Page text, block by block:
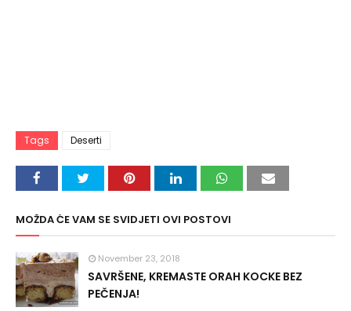
Tags Deserti
MOŽDA ĆE VAM SE SVIDJETI OVI POSTOVI
November 23, 2018
SAVRŠENE, KREMASTE ORAH KOCKE BEZ
PEČENJA!